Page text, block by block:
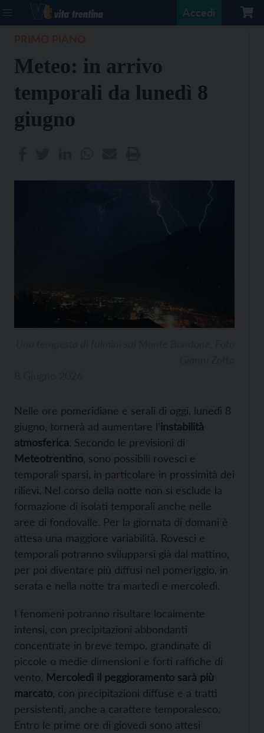
Accedi
Meteo: in arrivo
temporali da lunedì 8
giugno
Nelle ore pomeridiane e serali di oggi, lunedì 8
giugno, tornerà ad aumentare l’instabilità
atmosferica. Secondo le previsioni di
Meteotrentino , sono possibili rovesci e
temporali sparsi, in particolare in prossimità dei
rilievi. Nel corso della notte non si esclude la
formazione di isolati temporali anche nelle
aree di fondovalle. Per la giornata di domani è
attesa una maggiore variabilità. Rovesci e
temporali potranno svilupparsi già dal mattino,
per poi diventare più diffusi nel pomeriggio, in
serata e nella notte tra martedì e mercoledì.
I fenomeni potranno risultare localmente
intensi, con precipitazioni abbondanti
concentrate in breve tempo, grandinate di
piccole o medie dimensioni e forti raffiche di
vento. Mercoledì il peggioramento sarà più
marcato , con precipitazioni diffuse e a tratti
persistenti, anche a carattere temporalesco.
Entro le prime ore di giovedì sono attesi